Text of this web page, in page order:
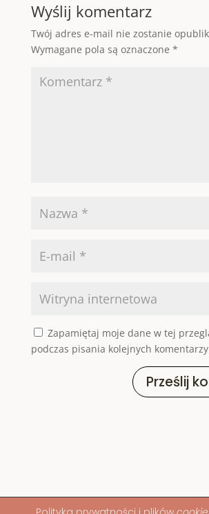
Wyślij komentarz
Twój adres e-mail nie zostanie
Wymagane pola są oznaczone *
Zapamiętaj moje dane w tej
podczas pisania kolejnych
Prześlij